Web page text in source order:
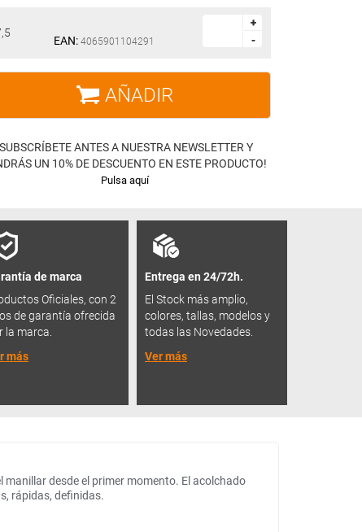
EAN: 4065901104291
+
-
+
-
AÑADIR
ANTES A NUESTRA NEWSLETTER Y
UN 10% DE DESCUENTO EN ESTE PRODUCTO!
Pulsa aquí
de marca
Oficiales, con 2
de garantía ofrecida
la marca.
más
Entrega en 24/72h.
El Stock más amplio,
colores, tallas, modelos y
todas las Novedades.
Ver más
desde el primer momento. El acolchado
rápidas, definidas.